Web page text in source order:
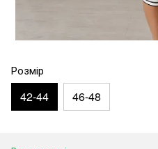
Розмір
42-44 46-48